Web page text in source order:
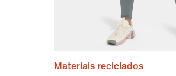
Materiais reciclados